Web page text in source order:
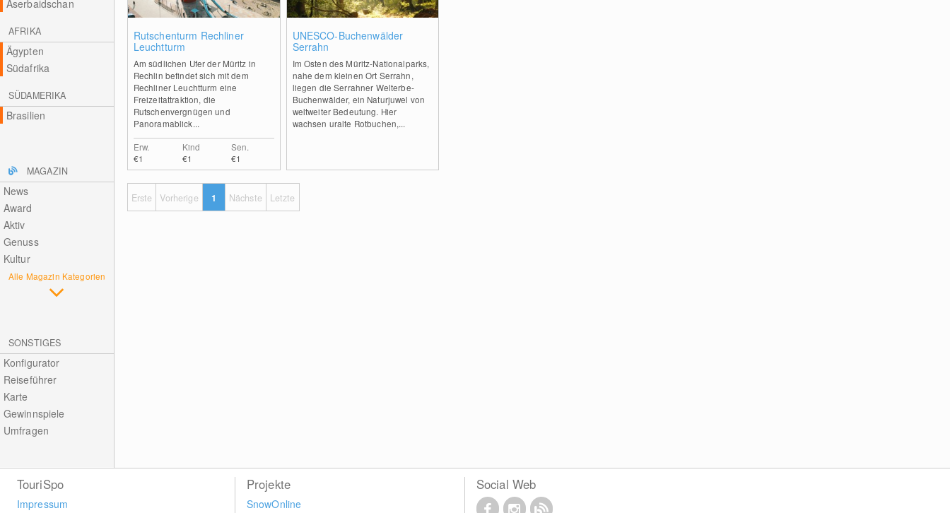
Aserbaidschan
AFRIKA
Ägypten
Südafrika
SÜDAMERIKA
Brasilien
MAGAZIN
News
Award
Aktiv
Genuss
Kultur
Alle Magazin Kategorien
SONSTIGES
Konfigurator
Reiseführer
Karte
Gewinnspiele
Umfragen
Rutschenturm Rechliner
Leuchtturm
Am südlichen Ufer der Müritz in
Rechlin befindet sich mit dem
Rechliner Leuchtturm eine
Freizeitattraktion, die
Rutschenvergnügen und
Panoramablick...
Erw.
€1
Kind
€1
Sen.
€1
UNESCO-Buchenwälder
Serrahn
Im Osten des Müritz-Nationalparks,
nahe dem kleinen Ort Serrahn,
liegen die Serrahner Welterbe-
Buchenwälder, ein Naturjuwel von
weltweiter Bedeutung. Hier
wachsen uralte Rotbuchen,...
Erste Vorherige 1 Nächste Letzte
TouriSpo
Impressum
Projekte
SnowOnline
Social Web